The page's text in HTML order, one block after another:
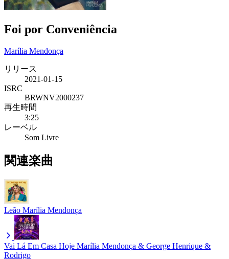
Foi por Conveniência
Marília Mendonça
リリース
2021-01-15
ISRC
BRWNV2000237
再生時間
3:25
レーベル
Som Livre
関連楽曲
Leão Marília Mendonça
Vai Lá Em Casa Hoje Marília Mendonça & George Henrique &
Rodrigo